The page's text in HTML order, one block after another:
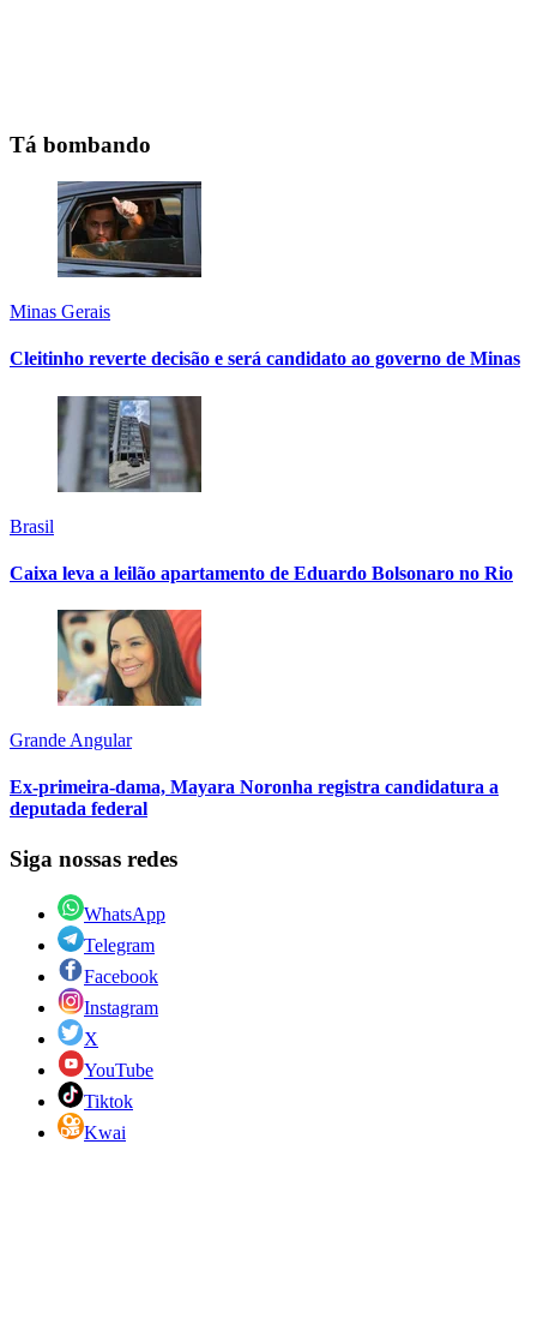
Tá bombando
Minas Gerais
Cleitinho reverte decisão e será candidato ao governo de Minas
Brasil
Caixa leva a leilão apartamento de Eduardo Bolsonaro no Rio
Grande Angular
Ex-primeira-dama, Mayara Noronha registra candidatura a
deputada federal
Siga nossas redes
WhatsApp
Telegram
Facebook
Instagram
X
YouTube
Tiktok
Kwai